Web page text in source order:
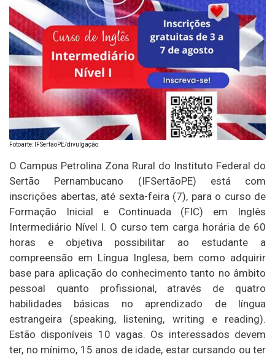
Fotoarte: IFSertãoPE/divulgação
O Campus Petrolina Zona Rural do Instituto Federal do
Sertão Pernambucano (IFSertãoPE) está com
inscrições abertas, até sexta-feira (7), para o curso de
Formação Inicial e Continuada (FIC) em Inglês
Intermediário Nível I. O curso tem carga horária de 60
horas e objetiva possibilitar ao estudante a
compreensão em Língua Inglesa, bem como adquirir
base para aplicação do conhecimento tanto no âmbito
pessoal quanto profissional, através de quatro
habilidades básicas no aprendizado de língua
estrangeira (speaking, listening, writing e reading).
Estão disponíveis 10 vagas. Os interessados devem
ter, no mínimo, 15 anos de idade, estar cursando ou ter